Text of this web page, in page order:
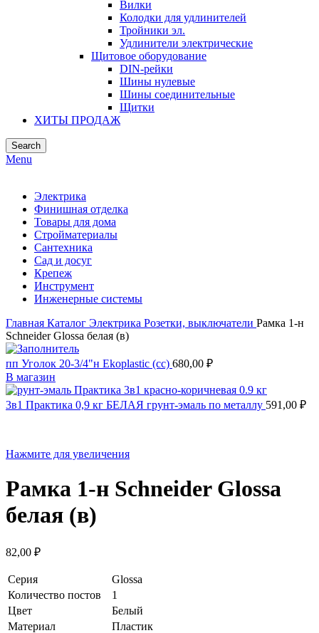
Вилки
Колодки для удлинителей
Тройники эл.
Удлинители электрические
Щитовое оборудование
DIN-рейки
Шины нулевые
Шины соединительные
Щитки
ХИТЫ ПРОДАЖ
Search
Menu
Электрика
Финишная отделка
Товары для дома
Стройматериалы
Сантехника
Сад и досуг
Крепеж
Инструмент
Инженерные системы
Главная Каталог Электрика Розетки, выключатели Рамка 1-н
Schneider Glossa белая (в)
пп Уголок 20-3/4"н Ekoplastic (сс) 680,00 ₽
В магазин
3в1 Практика 0,9 кг БЕЛАЯ грунт-эмаль по металлу 591,00 ₽
Нажмите для увеличения
Рамка 1-н Schneider Glossa
белая (в)
82,00 ₽
Серия
Glossa
Количество постов
1
Цвет
Белый
Материал
Пластик